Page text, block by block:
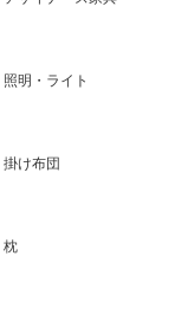
照明・ライト
掛け布団
枕